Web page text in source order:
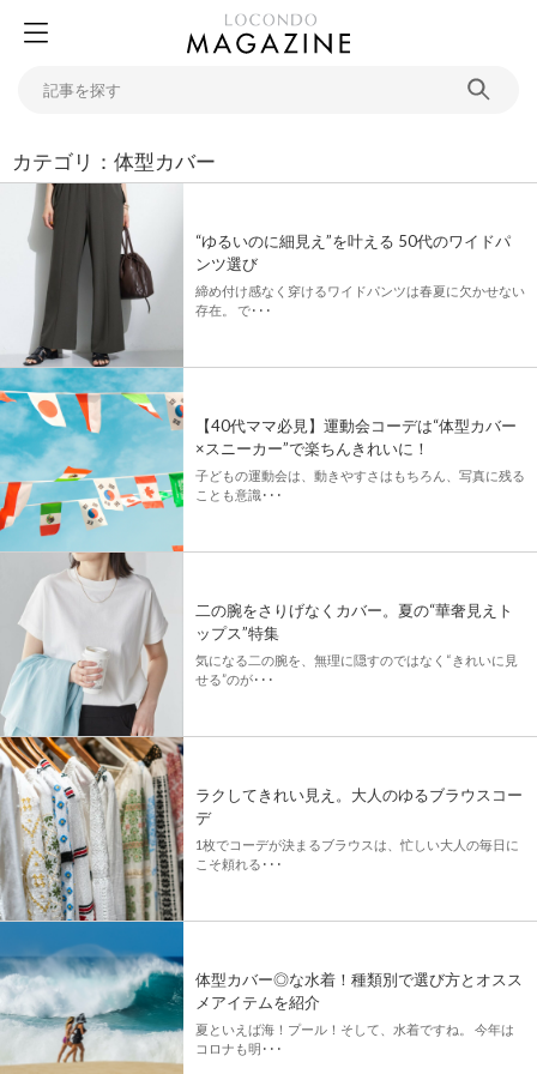
カテゴリ：体型カバー
“ゆるいのに細見え”を叶える 50代のワイドパ
ンツ選び
締め付け感なく穿けるワイドパンツは春夏に欠かせない
存在。 で･･･
【40代ママ必見】運動会コーデは“体型カバー
×スニーカー”で楽ちんきれいに！
子どもの運動会は、動きやすさはもちろん、写真に残る
ことも意識･･･
二の腕をさりげなくカバー。夏の“華奢見えト
ップス”特集
気になる二の腕を、無理に隠すのではなく“きれいに見
せる”のが･･･
ラクしてきれい見え。大人のゆるブラウスコー
デ
1枚でコーデが決まるブラウスは、忙しい大人の毎日に
こそ頼れる･･･
体型カバー◎な水着！種類別で選び方とオスス
メアイテムを紹介
夏といえば海！プール！そして、水着ですね。 今年は
コロナも明･･･